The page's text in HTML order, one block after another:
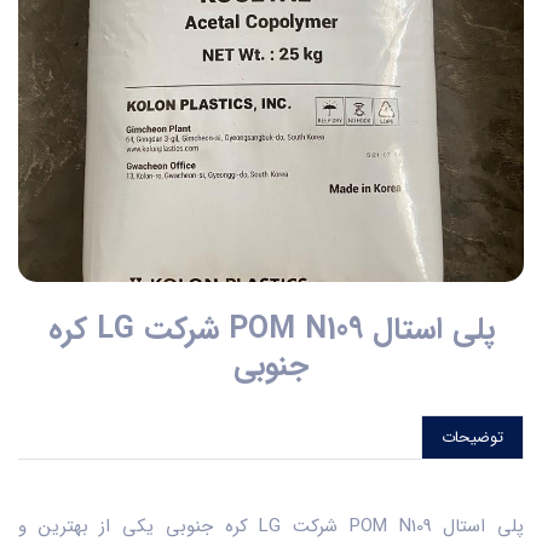
پلی استال POM N109 شرکت LG کره
جنوبی
توضیحات
پلی استال POM N109 شرکت LG کره جنوبی یکی از بهترین و